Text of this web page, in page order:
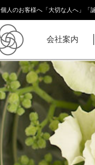
個人のお客様へ「大切な人へ」「
会社案内